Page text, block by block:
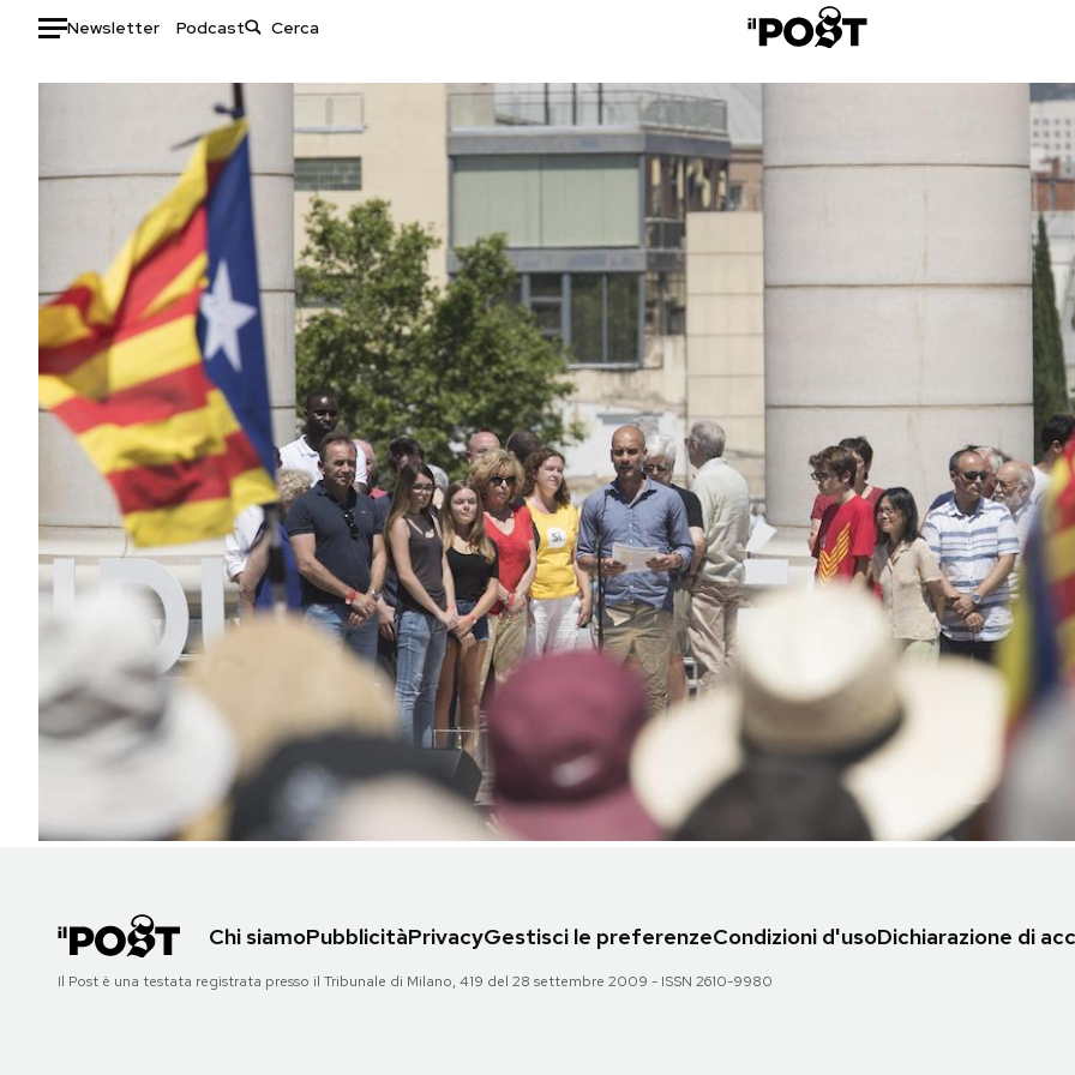
Newsletter Podcast
Auto
Mondo
Politica
Tecnologia
Internet
Scienza
Cultura
Economia
Sport
Moda
Libri
Consumismi
Storie/Idee
Ok Boomer!
Media
Europa
Altrecose
Mondiali calcio 2026
PODCAST
NEWSLETTER
I MIEI PREFERITI
AREA PERSONALE
Chi siamoPubblicitàPrivacyGestisci le preferenzeCondizioni d'usoDichiarazione di
Il Post è una testata registrata presso il Tribunale di Milano, 419 del 28 settembre 2009 - ISSN 2610-9980